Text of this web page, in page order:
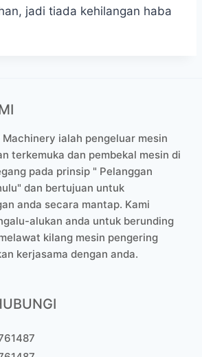
jadi tiada kehilangan haba
ialah pengeluar mesin
terkemuka dan pembekal mesin di
pada prinsip " Pelanggan
dan bertujuan untuk
anda secara mantap. Kami
alukan anda untuk berunding
kilang mesin pengering
kerjasama dengan anda.